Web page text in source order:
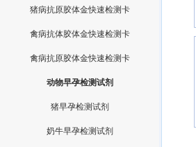
猪病抗原胶体金快速检测卡
禽病抗体胶体金快速检测卡
禽病抗原胶体金快速检测卡
动物早孕检测试剂
猪早孕检测试剂
奶牛早孕检测试剂